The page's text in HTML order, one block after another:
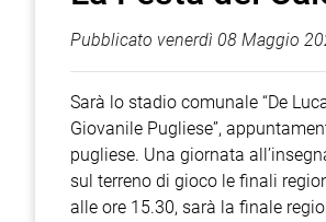
Pubblicato venerdì 08 Maggio
Sarà lo stadio comunale “De
Giovanile Pugliese”,
pugliese. Una giornata
sul terreno di gioco le finali
alle ore 15.30, sarà la finale